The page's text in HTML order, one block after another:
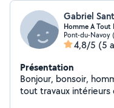
Gabriel
Homme A Tout
Pont-du-Navoy
4,8/5 (5
Présentation
Bonjour, bonsoir,
tout travaux intérieurs